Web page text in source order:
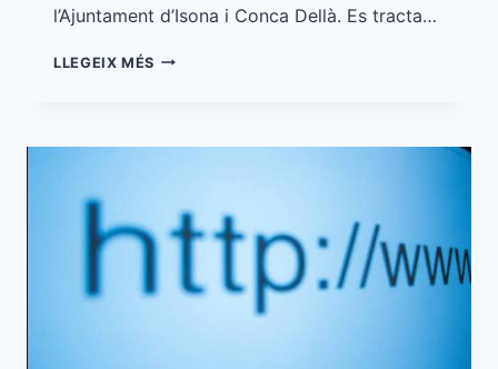
l’Ajuntament d’Isona i Conca Dellà. Es tracta…
LLEGEIX MÉS MAILCHIMP